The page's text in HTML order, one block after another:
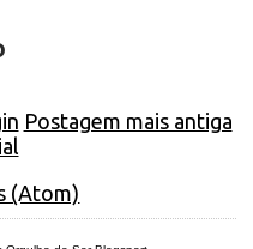
Postagem mais antiga
(Atom)